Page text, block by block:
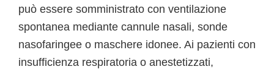
può essere somministrato con ventilazione
spontanea mediante cannule nasali, sonde
nasofaringee o maschere idonee. Ai pazienti con
insufficienza respiratoria o anestetizzati,